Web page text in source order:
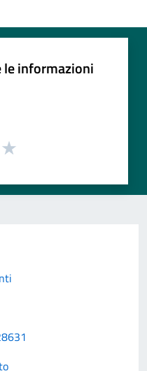
le informazioni